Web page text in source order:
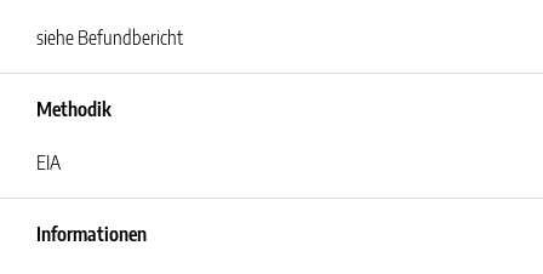
siehe Befundbericht
Methodik
EIA
Informationen